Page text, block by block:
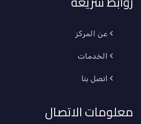
عن المركز
الخدمات
اتصل بنا
معلومات الاتصال